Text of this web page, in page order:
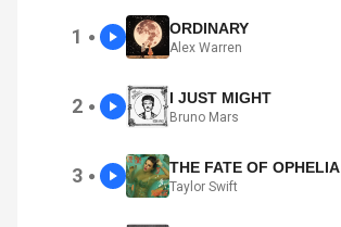
1 ● ORDINARY
Alex Warren
2 ● I JUST MIGHT
Bruno Mars
3 ● THE FATE OF OPHELIA
Taylor Swift